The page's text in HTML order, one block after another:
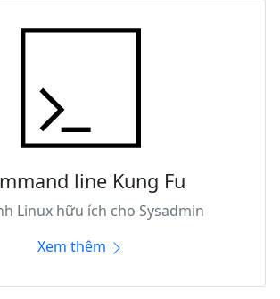
line Kung Fu
Linux hữu ích cho Sysadmin
Xem thêm